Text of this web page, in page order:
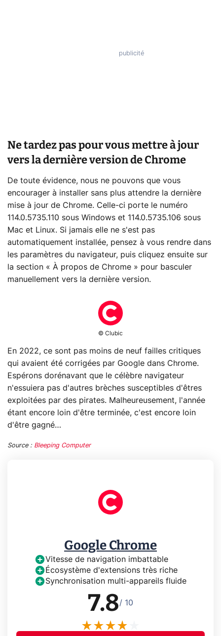
Ne tardez pas pour vous mettre à jour
vers la dernière version de Chrome
De toute évidence, nous ne pouvons que vous
encourager à installer sans plus attendre la dernière
mise à jour de Chrome. Celle-ci porte le numéro
114.0.5735.110 sous Windows et 114.0.5735.106 sous
Mac et Linux. Si jamais elle ne s'est pas
automatiquement installée, pensez à vous rendre dans
les paramètres du navigateur, puis cliquez ensuite sur
la section « À propos de Chrome » pour basculer
manuellement vers la dernière version.
© Clubic
En 2022, ce sont pas moins de neuf failles critiques
qui avaient été corrigées par Google dans Chrome.
Espérons dorénavant que le célèbre navigateur
n'essuiera pas d'autres brèches susceptibles d'êtres
exploitées par des pirates. Malheureusement, l'année
étant encore loin d'être terminée, c'est encore loin
d'être gagné…
Source : Bleeping Computer
Google Chrome
Vitesse de navigation imbattable
Écosystème d'extensions très riche
Synchronisation multi-appareils fluide
7.8/ 10